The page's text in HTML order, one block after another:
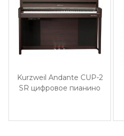
Kurzweil Andante CUP-2
SR цифровое пианино